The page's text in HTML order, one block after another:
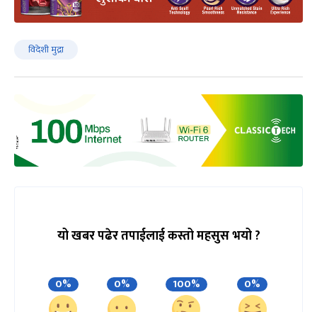
विदेशी मुद्रा
यो खबर पढेर तपाईलाई कस्तो महसुस भयो ?
0% 0% 100% 0%